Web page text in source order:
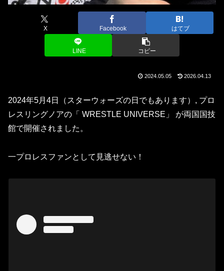
X Facebook はてブ
LINE コピー
2024.05.05 2026.04.13
2024年5月4日（スターウォーズの日でもあります）, プロ
レスリングノアの「 WRESTLE UNIVERSE」 が両国国技
館で開催されました。
一プロレスファンとして見逃せない！